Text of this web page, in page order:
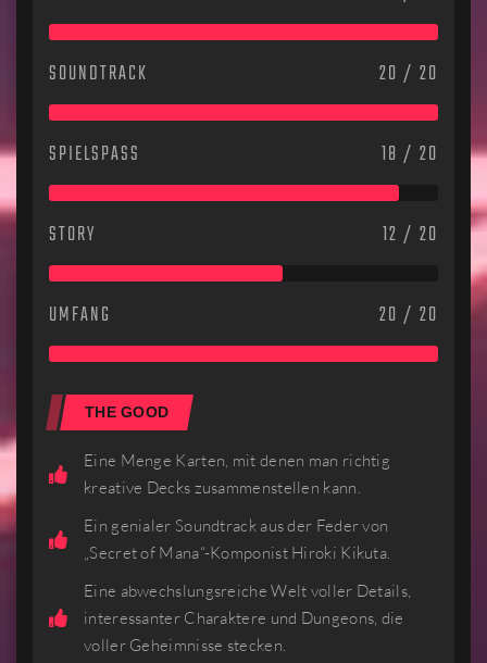
SOUNDTRACK 20 / 20
SPIELSPASS 18 / 20
STORY 12 / 20
UMFANG 20 / 20
THE GOOD
Eine Menge Karten, mit denen man richtig
kreative Decks zusammenstellen kann.
Ein genialer Soundtrack aus der Feder von
„Secret of Mana“-Komponist Hiroki Kikuta.
Eine abwechslungsreiche Welt voller Details,
interessanter Charaktere und Dungeons, die
voller Geheimnisse stecken.